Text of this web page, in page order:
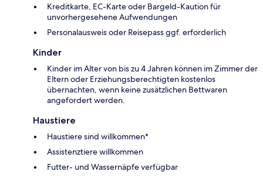
Kreditkarte, EC-Karte oder Bargeld-Kaution für
unvorhergesehene Aufwendungen
Personalausweis oder Reisepass ggf. erforderlich
Kinder
Kinder im Alter von bis zu 4 Jahren können im Zimmer der
Eltern oder Erziehungsberechtigten kostenlos
übernachten, wenn keine zusätzlichen Bettwaren
angefordert werden.
Haustiere
Haustiere sind willkommen*
Assistenztiere willkommen
Futter- und Wassernäpfe verfügbar